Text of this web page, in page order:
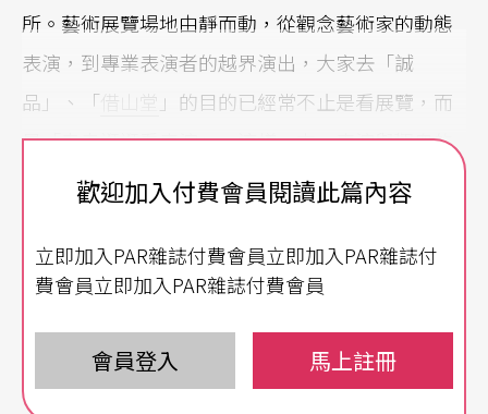
所。藝術展覽場地由靜而動，從觀念藝術家的動態
表演，到專業表演者的越界演出，大家去「誠
品」、「
」的目的已經常不止是看展覽，而
是「走走逛逛看表演」。這樣一來，表演與觀衆的
互動關係也在不斷的開發當中。
「視」「聽」開始跟「飲」「食」犬牙交錯：本土
素淨的「台北尊嚴」、後現代拼貼的「
鴻一瞥地推出美式「站立喜劇」；另一方面，從五
星級飯店（如麗晶）到「 犁原」、「47街」、「息
歡迎加入付費會員閱讀此篇內容
立即加入PAR雜誌付費會員立即加入PAR雜誌付
費會員立即加入PAR雜誌付費會員
會員登入 馬上註冊